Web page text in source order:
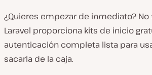
¿Quieres empezar de inmediato?
Laravel proporciona kits de inicio
autenticación completa lista para
sacarla de la caja.